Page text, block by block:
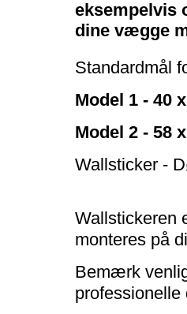
eksempelvis
dine vægge
Standardmål
Model 1 - 40
Model 2 - 58
Wallsticker -
Wallstickeren
monteres på
Bemærk
professionelle